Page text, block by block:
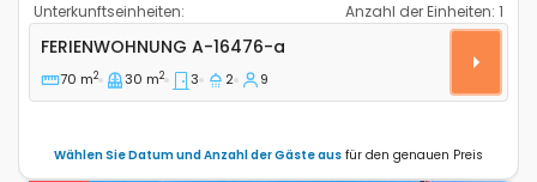
Unterkunftseinheiten:
Anzahl der Einheiten: 1
3-Zimmer-Ferienwohnung Podgora, Makarska A-
FERIENWOHNUNG A-16476-a
70 m2 30 m2 3 2 9
Wählen Sie Datum und Anzahl der Gäste aus für den genauen Preis